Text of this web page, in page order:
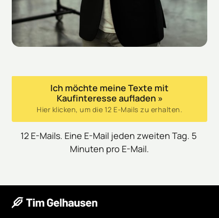
Ich möchte meine Texte mit
Kaufinteresse aufladen »
Hier klicken, um die 12 E-Mails zu erhalten.
12 E-Mails. Eine E-Mail jeden zweiten Tag. 5
Minuten pro E-Mail.